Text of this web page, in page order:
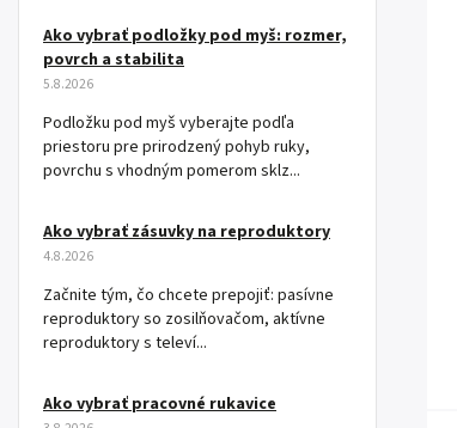
Ako vybrať podložky pod myš: rozmer,
povrch a stabilita
5.8.2026
Podložku pod myš vyberajte podľa
priestoru pre prirodzený pohyb ruky,
povrchu s vhodným pomerom sklz...
Ako vybrať zásuvky na reproduktory
4.8.2026
Začnite tým, čo chcete prepojiť: pasívne
reproduktory so zosilňovačom, aktívne
reproduktory s televí...
Ako vybrať pracovné rukavice